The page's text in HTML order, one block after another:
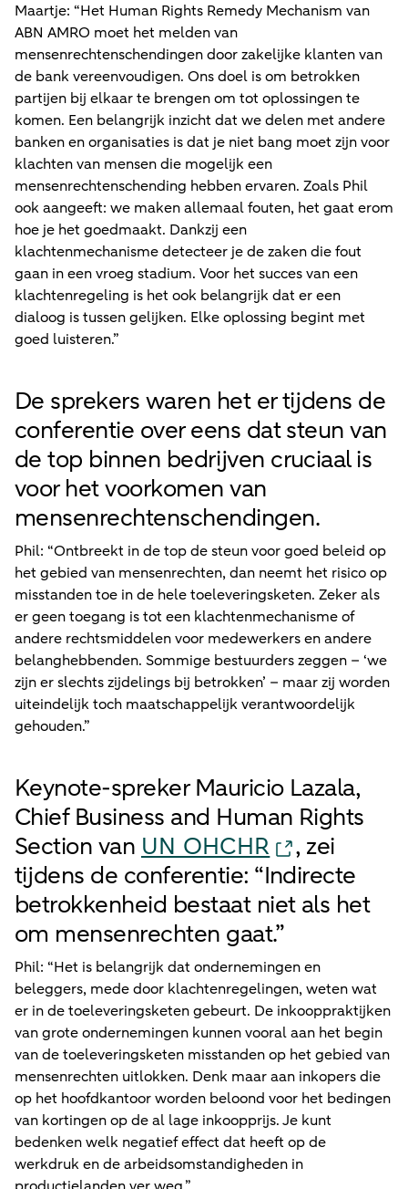
Maartje: “Het Human Rights Remedy Mechanism van
ABN AMRO moet het melden van
mensenrechtenschendingen door zakelijke klanten van
de bank vereenvoudigen. Ons doel is om betrokken
partijen bij elkaar te brengen om tot oplossingen te
komen. Een belangrijk inzicht dat we delen met andere
banken en organisaties is dat je niet bang moet zijn voor
klachten van mensen die mogelijk een
mensenrechtenschending hebben ervaren. Zoals Phil
ook aangeeft: we maken allemaal fouten, het gaat erom
hoe je het goedmaakt. Dankzij een
klachtenmechanisme detecteer je de zaken die fout
gaan in een vroeg stadium. Voor het succes van een
klachtenregeling is het ook belangrijk dat er een
dialoog is tussen gelijken. Elke oplossing begint met
goed luisteren.”
De sprekers waren het er tijdens de
conferentie over eens dat steun van
de top binnen bedrijven cruciaal is
voor het voorkomen van
mensenrechtenschendingen.
Phil: “Ontbreekt in de top de steun voor goed beleid op
het gebied van mensenrechten, dan neemt het risico op
misstanden toe in de hele toeleveringsketen. Zeker als
er geen toegang is tot een klachtenmechanisme of
andere rechtsmiddelen voor medewerkers en andere
belanghebbenden. Sommige bestuurders zeggen – ‘we
zijn er slechts zijdelings bij betrokken’ – maar zij worden
uiteindelijk toch maatschappelijk verantwoordelijk
gehouden.”
Keynote-spreker Mauricio Lazala,
Chief Business and Human Rights
Section van UN OHCHR
, zei
tijdens de conferentie: “Indirecte
betrokkenheid bestaat niet als het
om mensenrechten gaat.”
Phil: “Het is belangrijk dat ondernemingen en
beleggers, mede door klachtenregelingen, weten wat
er in de toeleveringsketen gebeurt. De inkooppraktijken
van grote ondernemingen kunnen vooral aan het begin
van de toeleveringsketen misstanden op het gebied van
mensenrechten uitlokken. Denk maar aan inkopers die
op het hoofdkantoor worden beloond voor het bedingen
van kortingen op de al lage inkoopprijs. Je kunt
bedenken welk negatief effect dat heeft op de
werkdruk en de arbeidsomstandigheden in